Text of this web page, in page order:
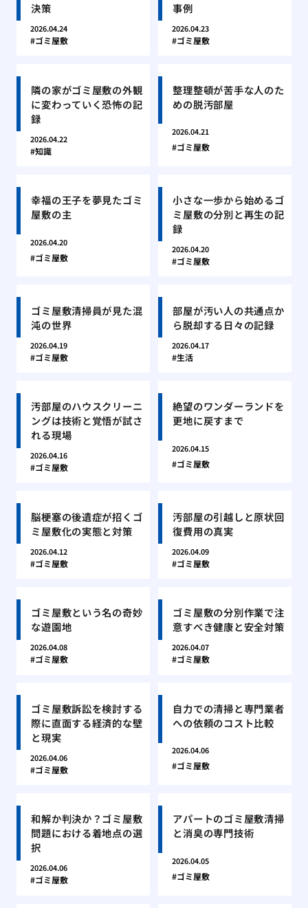
決策
2026.04.24
ゴミ屋敷
事例
2026.04.23
ゴミ屋敷
隣の家がゴミ屋敷の外観
に変わっていく恐怖の記
録
2026.04.22
知識
整理整頓が苦手な人のた
めの脱汚部屋
2026.04.21
ゴミ屋敷
幸福の王子を夢見たゴミ
屋敷の主
2026.04.20
ゴミ屋敷
小さな一歩から始めるゴ
ミ屋敷の分別と再生の記
録
2026.04.20
ゴミ屋敷
ゴミ屋敷清掃員が見た混
沌の世界
2026.04.19
ゴミ屋敷
部屋が汚い人の共通点か
ら脱却する日々の記録
2026.04.17
生活
汚部屋のハウスクリーニ
ングは技術と覚悟が試さ
れる現場
2026.04.16
ゴミ屋敷
絶望のワンダーランドを
更地に戻すまで
2026.04.15
ゴミ屋敷
脳梗塞の後遺症が招くゴ
ミ屋敷化の実態と対策
2026.04.12
ゴミ屋敷
汚部屋の引越しと原状回
復費用の真実
2026.04.09
ゴミ屋敷
ゴミ屋敷という名の奇妙
な遊園地
2026.04.08
ゴミ屋敷
ゴミ屋敷の分別作業で注
意すべき健康と安全対策
2026.04.07
ゴミ屋敷
ゴミ屋敷訴訟を検討する
際に直面する経済的な壁
と現実
2026.04.06
ゴミ屋敷
自力での清掃と専門業者
への依頼のコスト比較
2026.04.06
ゴミ屋敷
和解か判決か？ゴミ屋敷
問題における着地点の選
択
2026.04.06
ゴミ屋敷
アパートのゴミ屋敷清掃
と消臭の専門技術
2026.04.05
ゴミ屋敷